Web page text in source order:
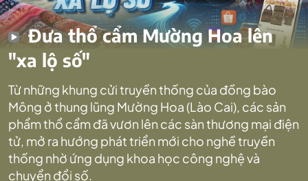
Đưa thổ cẩm Mường Hoa lên
"xa lộ số"
Từ những khung cửi truyền thống của đồng bào
Mông ở thung lũng Mường Hoa (Lào Cai), các sản
phẩm thổ cẩm đã vươn lên các sàn thương mại điện
tử, mở ra hướng phát triển mới cho nghề truyền
thống nhờ ứng dụng khoa học công nghệ và
chuyển đổi số.